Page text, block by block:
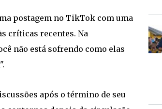
postagem no TikTok com uma
críticas recentes. Na
não está sofrendo como elas
após o término de seu